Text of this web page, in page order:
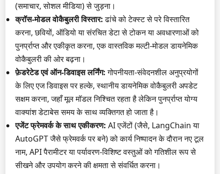
(समाचार, सोशल मीडिया) से जुड़ना।
क्रॉस-मोडल वोकैबुलरी विस्तार:ढांचे को टेक्स्ट से परे विस्तारित
करना, छवियों, ऑडियो या संरचित डेटा से टोकन या अवधारणाओं को
पुनर्प्राप्त और एकीकृत करना, एक वास्तविक मल्टी-मोडल डायनेमिक
वोकैबुलरी की ओर बढ़ना।
फ़ेडरेटेड एवं ऑन-डिवाइस लर्निंग:गोपनीयता-संवेदनशील अनुप्रयोगों
के लिए एज डिवाइस पर हल्के, स्थानीय डायनेमिक वोकैबुलरी अपडेट
सक्षम करना, जहाँ मूल मॉडल निश्चित रहता है लेकिन पुनर्प्राप्त योग्य
वाक्यांश डेटाबेस समय के साथ व्यक्तिगत हो जाता है।
एजेंट फ्रेमवर्क के साथ एकीकरण: AI एजेंटों (जैसे, LangChain या
AutoGPT जैसे फ्रेमवर्क पर बने) को कार्य निष्पादन के दौरान नए टूल
नाम, API पैरामीटर या पर्यावरण-विशिष्ट वस्तुओं को गतिशील रूप से
सीखने और उपयोग करने की क्षमता से संवर्धित करना।